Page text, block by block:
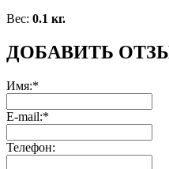
Вес: 0.1 кг.
ДОБАВИТЬ
Имя:*
E-mail:*
Телефон: